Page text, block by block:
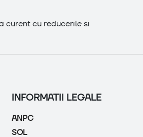
curent cu reducerile si
INFORMATII LEGALE
ANPC
SOL